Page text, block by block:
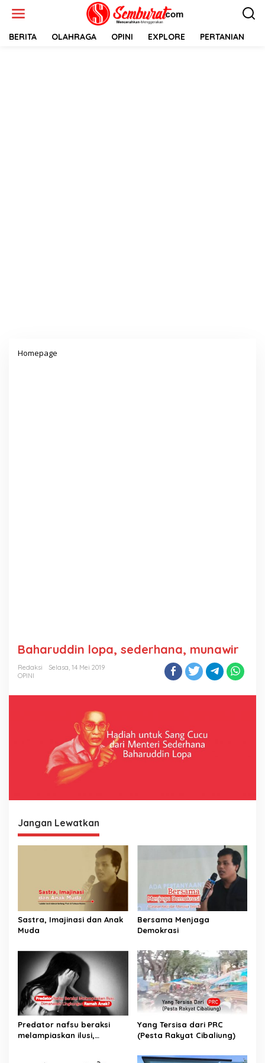
BERITA OLAHRAGA OPINI EXPLORE PERTANIAN
Homepage
Baharuddin lopa, sederhana, munawir
Redaksi
Selasa, 14 Mei 2019
OPINI
Jangan Lewatkan
Sastra, Imajinasi dan Anak
Muda
Bersama Menjaga
Demokrasi
Predator nafsu beraksi
melampiaskan ilusi,
Yang Tersisa dari PRC
(Pesta Rakyat Cibaliung)